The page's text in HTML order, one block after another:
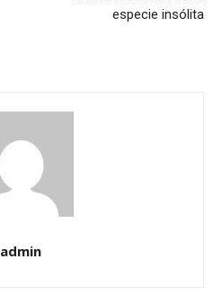
especie insólita
admin